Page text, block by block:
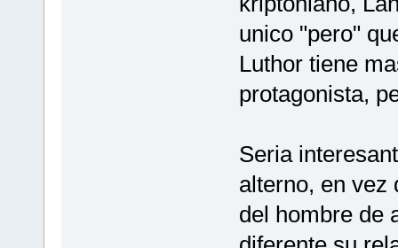
unico "pero"
Luthor tiene
protagonista,
Seria
alterno, en vez
del hombre de